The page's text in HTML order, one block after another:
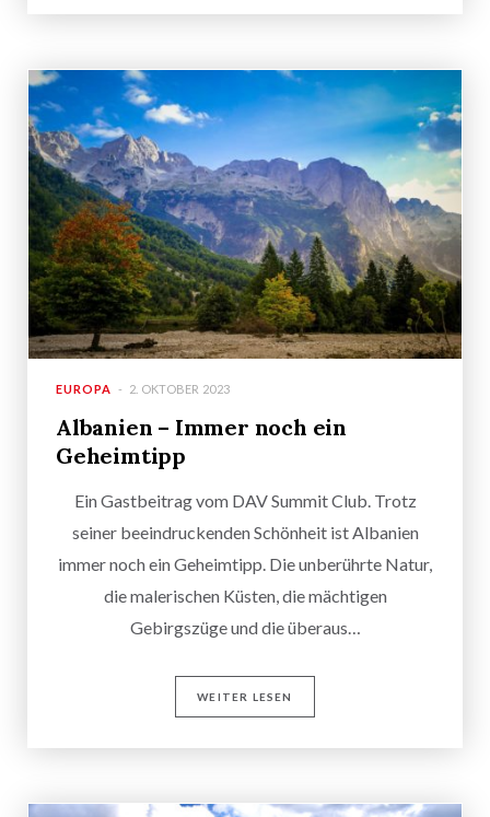
EUROPA 2. OKTOBER 2023
Albanien – Immer noch ein
Geheimtipp
Ein Gastbeitrag vom DAV Summit Club. Trotz
seiner beeindruckenden Schönheit ist Albanien
immer noch ein Geheimtipp. Die unberührte Natur,
die malerischen Küsten, die mächtigen
Gebirgszüge und die überaus…
WEITER LESEN